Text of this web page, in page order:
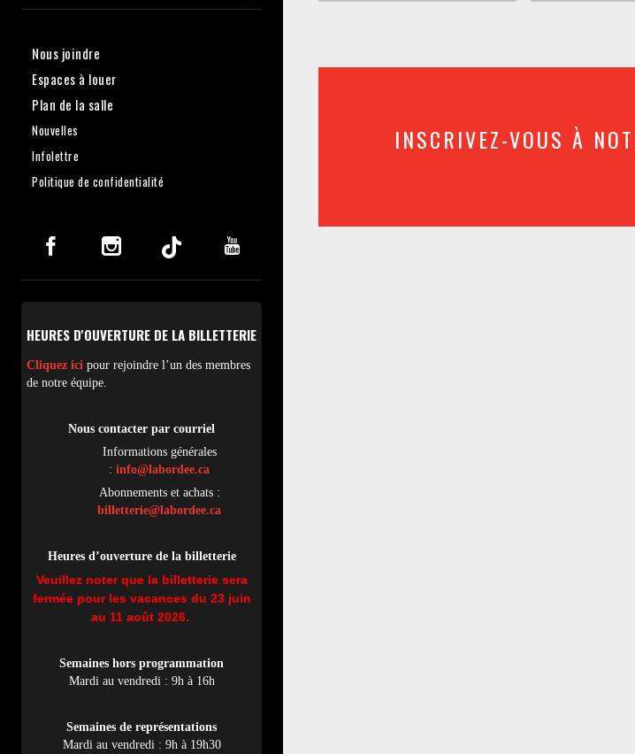
Nous joindre
Espaces à louer
Plan de la salle
Nouvelles
Infolettre
Politique de confidentialité
HEURES D'OUVERTURE DE LA BILLETTERIE
Cliquez ici pour rejoindre l’un des membres
de notre équipe.
Nous contacter par courriel
Informations générales
: info@labordee.ca
Abonnements et achats :
billetterie@labordee.ca
Heures d’ouverture de la billetterie
Veuillez noter que la billetterie sera
fermée pour les vacances du 23 juin
au 11 août 2026.
Semaines hors programmation
Mardi au vendredi : 9h à 16h
Semaines de représentations
Mardi au vendredi : 9h à 19h30
INSCRIVEZ-VOUS À